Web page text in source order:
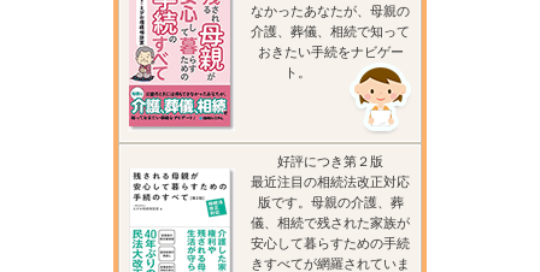
なかったあなたが、母親の
介護、葬儀、相続で知って
おきたい手続をナビゲー
ト。
好評につき第２版
最近注目の相続法改正対応
版です。母親の介護、葬
儀、相続で残された家族が
安心して暮らすための手続
きすべてが網羅されていま